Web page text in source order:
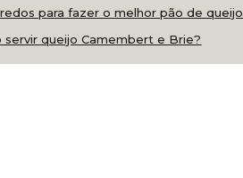
para fazer o melhor pão de queijo
servir queijo Camembert e Brie?